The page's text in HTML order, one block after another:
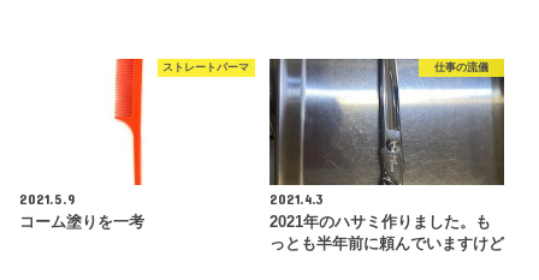
ストレートパーマ
2021.5.9
コーム塗りを一考
仕事の流儀
2021.4.3
2021年のハサミ作りました。も
っとも半年前に頼んでいますけど